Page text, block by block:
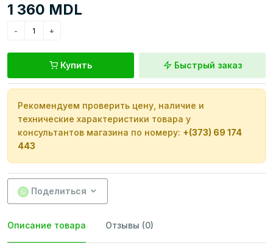
1 360 MDL
Купить Быстрый заказ
Рекомендуем проверить цену, наличие и
технические характеристики товара у
консультантов магазина по номеру: +(373) 69 174
443
Поделиться
Описание товара Отзывы (0)